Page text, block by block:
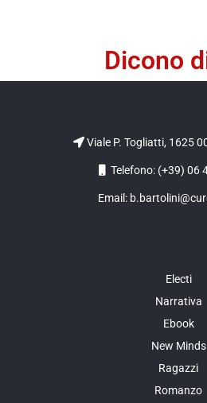
Dicono
Viale P. Togliatti, 1625
Telefono: (+39) 06
Email:
Electi
Narrativa
Ebook
New Minds
Ragazzi
Romanzo